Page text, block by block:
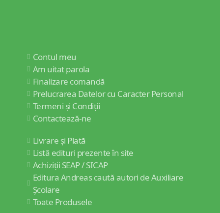
Contul meu
Am uitat parola
Finalizare comandă
Prelucrarea Datelor cu Caracter Personal
Termeni și Condiții
Contactează-ne
Livrare și Plată
Listă edituri prezente în site
Achiziții SEAP / SICAP
Editura Andreas caută autori de Auxiliare
Școlare
Toate Produsele